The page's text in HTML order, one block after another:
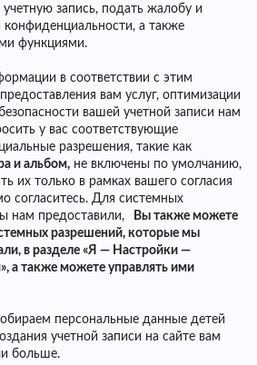
учетную запись, подать жалобу и
а также
функциями.
в соответствии с этим
вам услуг, оптимизации
вашей учетной записи нам
у вас соответствующие
разрешения, такие как
и альбом, не включены по умолчанию,
их только в рамках вашего согласия
согласитесь. Для системных
нам предоставили,
Вы также можете
разрешений, которые мы
в разделе «Я — Настройки —
а также можете управлять ими
персональные данные детей
учетной записи на сайте вам
больше.